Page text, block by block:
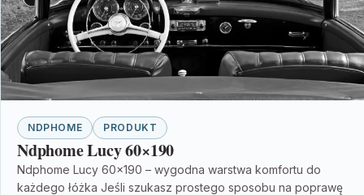
NDPHOME PRODUKT
Ndphome Lucy 60×190
Ndphome Lucy 60×190 – wygodna warstwa komfortu do
każdego łóżka Jeśli szukasz prostego sposobu na poprawę